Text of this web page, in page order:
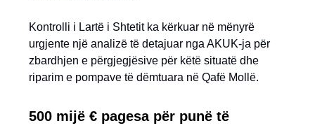
Kontrolli i Lartë i Shtetit ka kërkuar në mënyrë
urgjente një analizë të detajuar nga AKUK-ja për
zbardhjen e përgjegjësive për këtë situatë dhe
riparim e pompave të dëmtuara në Qafë Mollë.
500 mijë € pagesa për punë të